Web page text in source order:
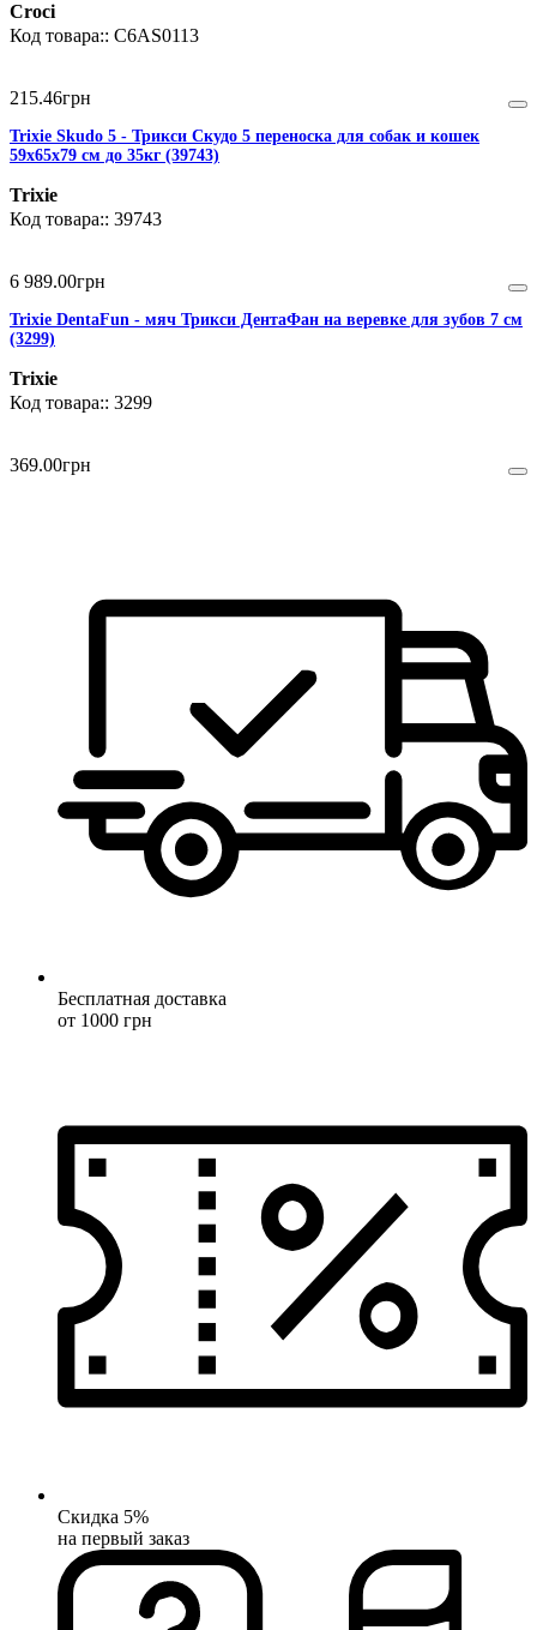
Croci
C6AS0113
215.46грн
Trixie Skudo 5 - Трикси Скудо 5 переноска для собак и кошек
59х65х79 см до 35кг (39743)
Trixie
39743
6 989.00грн
Trixie DentaFun - мяч Трикси ДентаФан на веревке для зубов 7 см
(3299)
Trixie
3299
369.00грн
Бесплатная доставка
от 1000 грн
Скидка 5%
на первый заказ